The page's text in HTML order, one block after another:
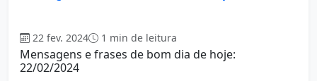
22 fev. 2024 1 min de leitura
Mensagens e frases de bom dia de hoje:
22/02/2024